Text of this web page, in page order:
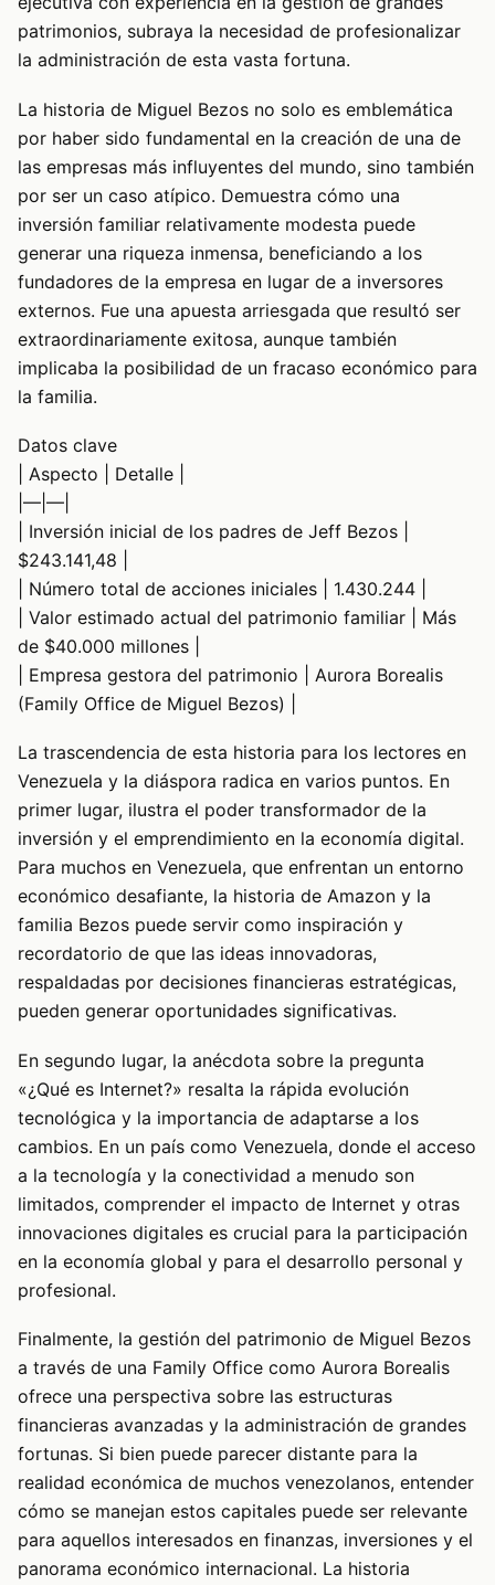
patrimonios, subraya la necesidad de profesionalizar
la administración de esta vasta fortuna.
La historia de Miguel Bezos no solo es emblemática
por haber sido fundamental en la creación de una de
las empresas más influyentes del mundo, sino también
por ser un caso atípico. Demuestra cómo una
inversión familiar relativamente modesta puede
generar una riqueza inmensa, beneficiando a los
fundadores de la empresa en lugar de a inversores
externos. Fue una apuesta arriesgada que resultó ser
extraordinariamente exitosa, aunque también
implicaba la posibilidad de un fracaso económico para
la familia.
Datos clave
| Aspecto | Detalle |
|—|—|
| Inversión inicial de los padres de Jeff Bezos |
$243.141,48 |
| Número total de acciones iniciales | 1.430.244 |
| Valor estimado actual del patrimonio familiar | Más
de $40.000 millones |
| Empresa gestora del patrimonio | Aurora Borealis
(Family Office de Miguel Bezos) |
La trascendencia de esta historia para los lectores en
Venezuela y la diáspora radica en varios puntos. En
primer lugar, ilustra el poder transformador de la
inversión y el emprendimiento en la economía digital.
Para muchos en Venezuela, que enfrentan un entorno
económico desafiante, la historia de Amazon y la
familia Bezos puede servir como inspiración y
recordatorio de que las ideas innovadoras,
respaldadas por decisiones financieras estratégicas,
pueden generar oportunidades significativas.
En segundo lugar, la anécdota sobre la pregunta
«¿Qué es Internet?» resalta la rápida evolución
tecnológica y la importancia de adaptarse a los
cambios. En un país como Venezuela, donde el acceso
a la tecnología y la conectividad a menudo son
limitados, comprender el impacto de Internet y otras
innovaciones digitales es crucial para la participación
en la economía global y para el desarrollo personal y
profesional.
Finalmente, la gestión del patrimonio de Miguel Bezos
a través de una Family Office como Aurora Borealis
ofrece una perspectiva sobre las estructuras
financieras avanzadas y la administración de grandes
fortunas. Si bien puede parecer distante para la
realidad económica de muchos venezolanos, entender
cómo se manejan estos capitales puede ser relevante
para aquellos interesados en finanzas, inversiones y el
panorama económico internacional. La historia